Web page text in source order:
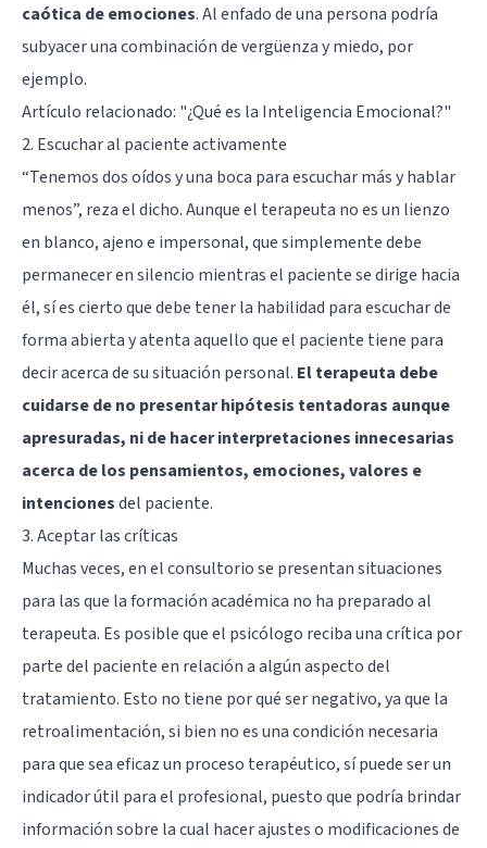
caótica de emociones. Al enfado de una persona podría
subyacer una combinación de vergüenza y miedo, por
ejemplo.
Artículo relacionado: "¿Qué es la Inteligencia Emocional?"
2. Escuchar al paciente activamente
“Tenemos dos oídos y una boca para escuchar más y hablar
menos”, reza el dicho. Aunque el terapeuta no es un lienzo
en blanco, ajeno e impersonal, que simplemente debe
permanecer en silencio mientras el paciente se dirige hacia
él, sí es cierto que debe tener la habilidad para escuchar de
forma abierta y atenta aquello que el paciente tiene para
decir acerca de su situación personal. El terapeuta debe
cuidarse de no presentar hipótesis tentadoras aunque
apresuradas, ni de hacer interpretaciones innecesarias
acerca de los pensamientos, emociones, valores e
intencionesdel paciente.
3. Aceptar las críticas
Muchas veces, en el consultorio se presentan situaciones
para las que la formación académica no ha preparado al
terapeuta. Es posible que el psicólogo reciba una crítica por
parte del paciente en relación a algún aspecto del
tratamiento. Esto no tiene por qué ser negativo, ya que la
retroalimentación, si bien no es una condición necesaria
para que sea eficaz un proceso terapéutico, sí puede ser un
indicador útil para el profesional, puesto que podría brindar
información sobre la cual hacer ajustes o modificaciones de